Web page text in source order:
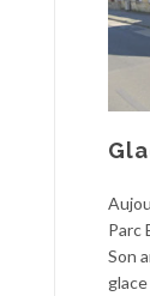
Parc
Son